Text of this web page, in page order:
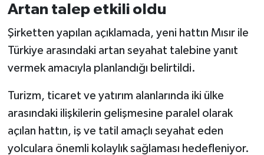
Artan talep etkili oldu
Şirketten yapılan açıklamada, yeni hattın Mısır ile
Türkiye arasındaki artan seyahat talebine yanıt
vermek amacıyla planlandığı belirtildi.
Turizm, ticaret ve yatırım alanlarında iki ülke
arasındaki ilişkilerin gelişmesine paralel olarak
açılan hattın, iş ve tatil amaçlı seyahat eden
yolculara önemli kolaylık sağlaması hedefleniyor.